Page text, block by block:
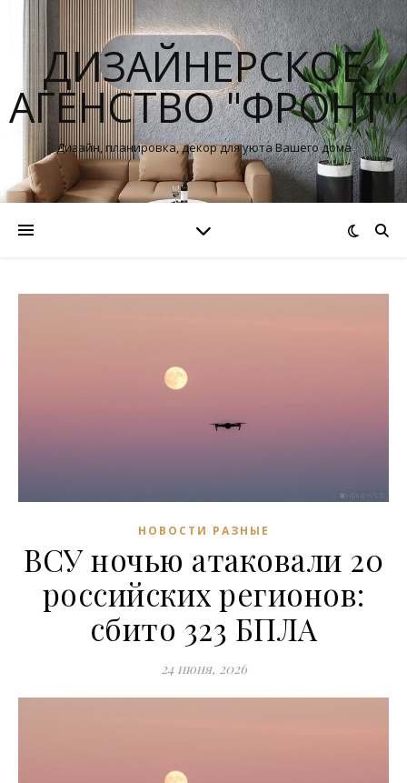
ДИЗАЙНЕРСКОЕ
АГЕНСТВО "ФРОНТ"
Дизайн, планировка, декор для уюта Вашего дома
НОВОСТИ РАЗНЫЕ
ВСУ ночью атаковали 20
российских регионов:
сбито 323 БПЛА
24 июня, 2026